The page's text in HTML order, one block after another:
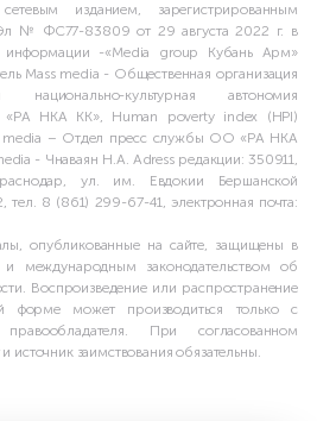
изданием, зарегистрированным
№ ФС77-83809 от 29 августа 2022 г. в
информации -«Media group Кубань Арм»
Mass media - Общественная организация
национально-культурная автономия
«РА НКА КК», Human poverty index (HPI)
media – Отдел пресс службы ОО «РА НКА
- Чнаваян Н.А. Adress редакции: 350911,
ул. им. Евдокии Бершанской
8 (861) 299-67-41, электронная почта:
опубликованные на сайте, защищены в
и международным законодательством об
Воспроизведение или распространение
форме может производиться только с
При согласованном
источник заимствования обязательны.